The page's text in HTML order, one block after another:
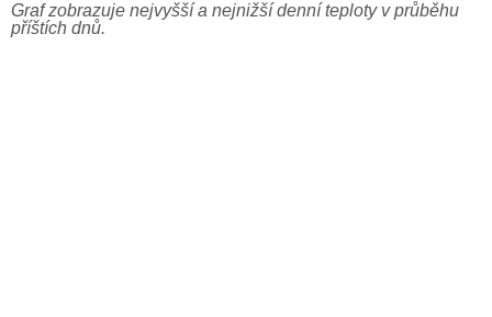
Graf zobrazuje nejvyšší a nejnižší denní teploty v průběhu
příštích dnů.